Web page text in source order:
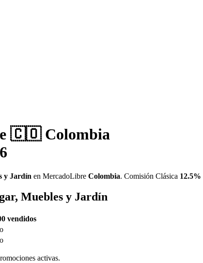
🇨🇴 Colombia
y Jardín en MercadoLibre Colombia. Comisión Clásica 12.5%
Muebles y Jardín
vendidos
activas.